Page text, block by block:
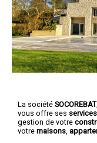
La société SOCOREBAT,
vous offre ses services
gestion de votre
votre maisons